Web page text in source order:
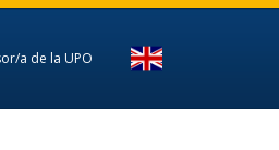
a de la UPO